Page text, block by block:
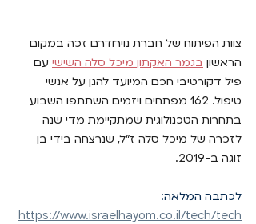
צוות הפיתוח של חברת נוירודרם זכה במקום
הראשון בגמר האקתון מיכל סלה השישי עם
פיל דקורטיבי חכם המיועד להגן על אנשי
טיפול. 162 מפתחים ויזמים השתתפו השבוע
בתחרות הטכנולוגית שמתקיימת מדי שנה
לזכרה של מיכל סלה ז"ל, שנרצחה בידי בן
זוגה ב-2019.
לכתבה המלאה:
https://www.israelhayom.co.il/tech/tech